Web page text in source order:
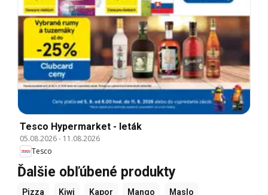
Tesco Hypermarket - leták
05.08.2026- 11.08.2026
Tesco
Ďalšie obľúbené produkty
Pizza Kiwi Kapor Mango Maslo